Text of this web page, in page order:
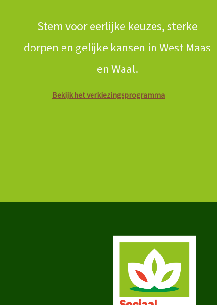
Stem voor eerlijke keuzes, sterke
dorpen en gelijke kansen in West Maas
en Waal.
Bekijk het verkiezingsprogramma